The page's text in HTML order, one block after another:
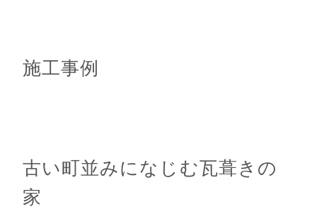
施工事例
古い町並みになじむ瓦葺きの
家